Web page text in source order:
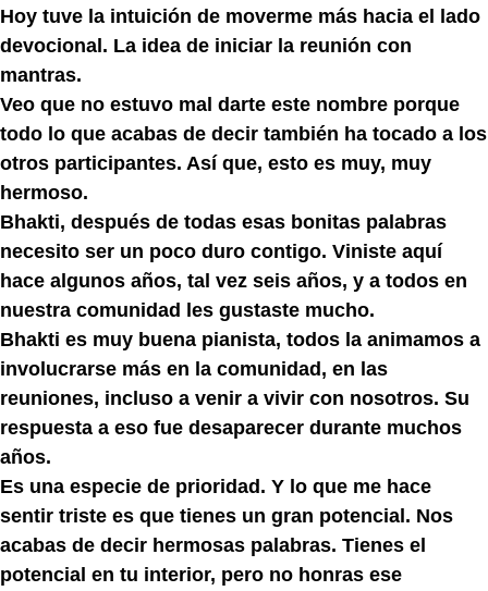
Hoy tuve la intuición de moverme más hacia el lado
devocional. La idea de iniciar la reunión con
mantras.
Veo que no estuvo mal darte este nombre porque
todo lo que acabas de decir también ha tocado a los
otros participantes. Así que, esto es muy, muy
hermoso.
Bhakti, después de todas esas bonitas palabras
necesito ser un poco duro contigo. Viniste aquí
hace algunos años, tal vez seis años, y a todos en
nuestra comunidad les gustaste mucho.
Bhakti es muy buena pianista, todos la animamos a
involucrarse más en la comunidad, en las
reuniones, incluso a venir a vivir con nosotros. Su
respuesta a eso fue desaparecer durante muchos
años.
Es una especie de prioridad. Y lo que me hace
sentir triste es que tienes un gran potencial. Nos
acabas de decir hermosas palabras. Tienes el
potencial en tu interior, pero no honras ese